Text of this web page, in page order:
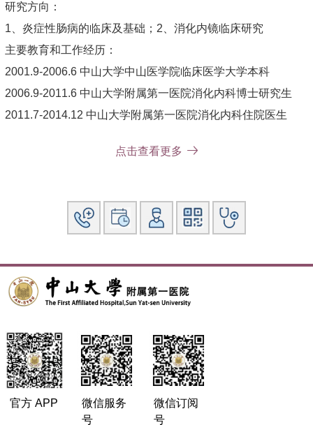
研究方向：
1、炎症性肠病的临床及基础；2、消化内镜临床研究
主要教育和工作经历：
2001.9-2006.6 中山大学中山医学院临床医学大学本科
2006.9-2011.6 中山大学附属第一医院消化内科博士研究生
2011.7-2014.12 中山大学附属第一医院消化内科住院医生
2021.12-现在 中山大学附属第一医院主任医师、博士研究生
社会兼职：
青年副组长，广东省医学会消化分会委员，广东省精准医学应
用学会IBD副主委，中国炎症性肠病诊治质控评估中心秘书；
担任Frontiers in Immunology杂志副主编、Clinical and
Experimental Medicine（IF 3.5）客座主编，JAMA、Nat
Commun、Genome Biol、Cell Death Differ、Adv Sci、Clin
Gastroenterol Hepatol等杂志审稿人。
点击查看更多
官方 APP
微信服务
号
微信订阅
号